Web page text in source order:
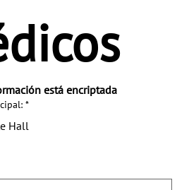
está encriptada
*
Hall